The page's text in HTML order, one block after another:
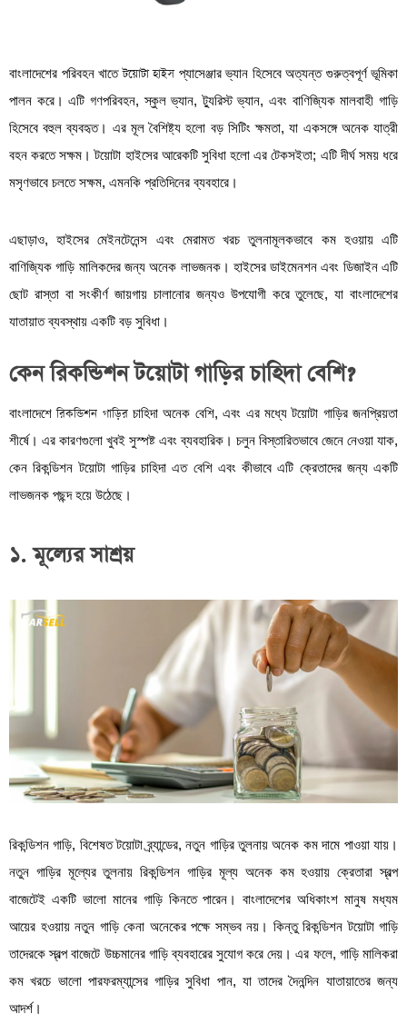
বাংলাদেশের পরিবহন খাতেটয়োটা হাইসপ্যাসেঞ্জার ভ্যান হিসেবে অত্যন্ত গুরুত্বপূর্ণ ভূমিকা
পালন করে। এটি গণপরিবহন, স্কুল ভ্যান, ট্যুরিস্ট ভ্যান, এবং বাণিজ্যিক মালবাহী গাড়ি
হিসেবে বহুল ব্যবহৃত। এর মূল বৈশিষ্ট্য হলো বড় সিটিং ক্ষমতা, যা একসঙ্গে অনেক যাত্রী
বহন করতে সক্ষম। টয়োটা হাইসের আরেকটি সুবিধা হলো এর টেকসইতা; এটি দীর্ঘ সময় ধরে
মসৃণভাবে চলতে সক্ষম, এমনকি প্রতিদিনের ব্যবহারে।
এছাড়াও, হাইসের মেইনটেনেন্স এবং মেরামত খরচ তুলনামূলকভাবে কম হওয়ায় এটি
বাণিজ্যিক গাড়ি মালিকদের জন্য অনেক লাভজনক। হাইসের ডাইমেনশন এবং ডিজাইন এটি
ছোট রাস্তা বা সংকীর্ণ জায়গায় চালানোর জন্যও উপযোগী করে তুলেছে, যা বাংলাদেশের
যাতায়াত ব্যবস্থায় একটি বড় সুবিধা।
কেন রিকন্ডিশন টয়োটা গাড়ির চাহিদা বেশি?
বাংলাদেশেরিকন্ডিশন গাড়িরচাহিদা অনেক বেশি, এবং এর মধ্যে টয়োটা গাড়ির জনপ্রিয়তা
শীর্ষে। এর কারণগুলো খুবই সুস্পষ্ট এবং ব্যবহারিক। চলুন বিস্তারিতভাবে জেনে নেওয়া যাক,
কেন রিকন্ডিশন টয়োটা গাড়ির চাহিদা এত বেশি এবং কীভাবে এটি ক্রেতাদের জন্য একটি
লাভজনক পছন্দ হয়ে উঠেছে।
১. মূল্যের সাশ্রয়
রিকন্ডিশন গাড়ি, বিশেষত টয়োটা ব্র্যান্ডের, নতুন গাড়ির তুলনায় অনেক কম দামে পাওয়া যায়।
নতুন গাড়ির মূল্যের তুলনায় রিকন্ডিশন গাড়ির মূল্য অনেক কম হওয়ায় ক্রেতারা স্বল্প
বাজেটেই একটি ভালো মানের গাড়ি কিনতে পারেন। বাংলাদেশের অধিকাংশ মানুষ মধ্যম
আয়ের হওয়ায় নতুন গাড়ি কেনা অনেকের পক্ষে সম্ভব নয়। কিন্তু রিকন্ডিশন টয়োটা গাড়ি
তাদেরকে স্বল্প বাজেটে উচ্চমানের গাড়ি ব্যবহারের সুযোগ করে দেয়। এর ফলে, গাড়ি মালিকরা
কম খরচে ভালো পারফরম্যান্সের গাড়ির সুবিধা পান, যা তাদের দৈনন্দিন যাতায়াতের জন্য
আদর্শ।